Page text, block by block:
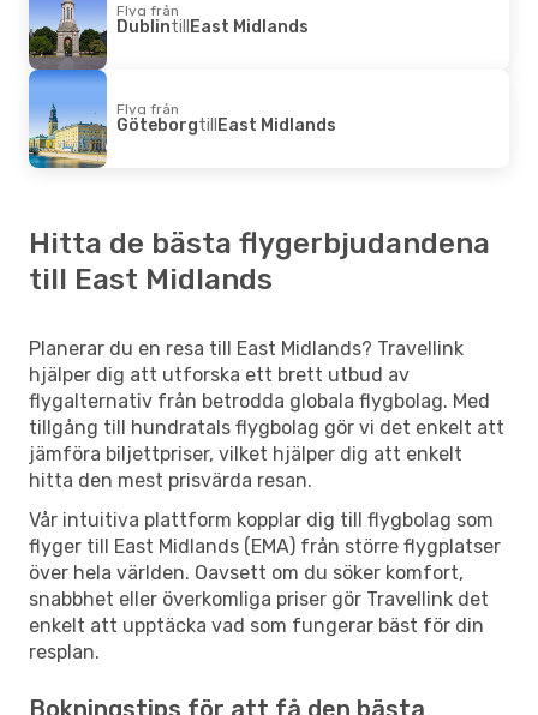
Flyg från
DublintillEast Midlands
Flyg från
GöteborgtillEast Midlands
Hitta de bästa flygerbjudandena
till East Midlands
Planerar du en resa till East Midlands? Travellink
hjälper dig att utforska ett brett utbud av
flygalternativ från betrodda globala flygbolag. Med
tillgång till hundratals flygbolag gör vi det enkelt att
jämföra biljettpriser, vilket hjälper dig att enkelt
hitta den mest prisvärda resan.
Vår intuitiva plattform kopplar dig till flygbolag som
flyger till East Midlands (EMA) från större flygplatser
över hela världen. Oavsett om du söker komfort,
snabbhet eller överkomliga priser gör Travellink det
enkelt att upptäcka vad som fungerar bäst för din
resplan.
Bokningstips för att få den bästa